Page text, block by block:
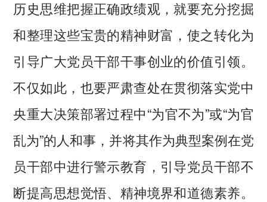
历史思维把握正确政绩观，就要充分挖掘
和整理这些宝贵的精神财富，使之转化为
引导广大党员干部干事创业的价值引领。
不仅如此，也要严肃查处在贯彻落实党中
央重大决策部署过程中“为官不为”或“为官
乱为”的人和事，并将其作为典型案例在党
员干部中进行警示教育，引导党员干部不
断提高思想觉悟、精神境界和道德素养。